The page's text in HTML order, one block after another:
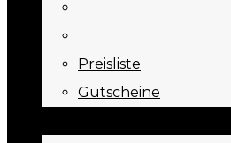
Preisliste
Gutscheine